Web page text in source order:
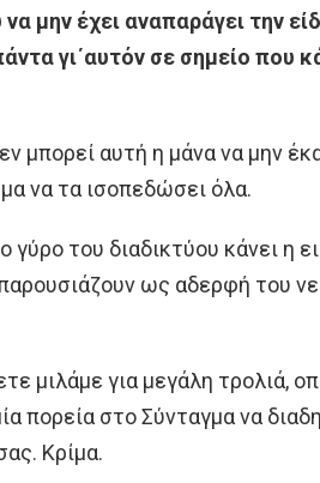
μην έχει αναπαράγει την
γι΄αυτόν σε σημείο που
μπορεί αυτή η μάνα να μην
να τα ισοπεδώσει όλα.
γύρο του διαδικτύου κάνει η
ως αδερφή του
μιλάμε για μεγάλη τρολιά,
πορεία στο Σύνταγμα να
Κρίμα.